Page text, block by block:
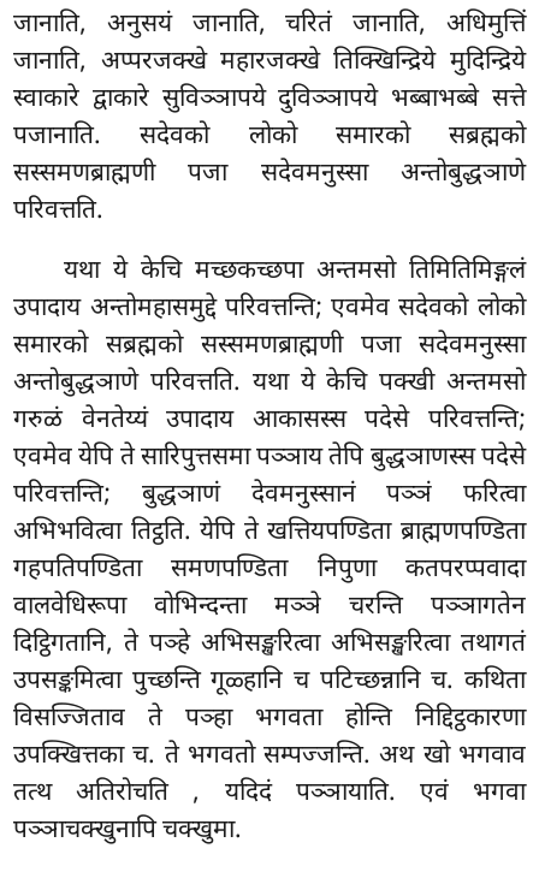
जानाति, अनुसयं जानाति, चरितं जानाति, अधिमुत्तिं
जानाति, अप्परजक्खे महारजक्खे तिक्खिन्द्रिये मुदिन्द्रिये
स्वाकारे द्वाकारे सुविञ्ञापये दुविञ्ञापये भब्बाभब्बे सत्ते
पजानाति. सदेवको लोको समारको सब्रह्मको
सस्समणब्राह्मणी पजा सदेवमनुस्सा अन्तोबुद्धञाणे
परिवत्तति.
यथा ये केचि मच्छकच्छपा अन्तमसो तिमितिमिङ्गलं
उपादाय अन्तोमहासमुद्दे परिवत्तन्ति; एवमेव सदेवको लोको
समारको सब्रह्मको सस्समणब्राह्मणी पजा सदेवमनुस्सा
अन्तोबुद्धञाणे परिवत्तति. यथा ये केचि पक्खी अन्तमसो
गरुळं वेनतेय्यं उपादाय आकासस्स पदेसे परिवत्तन्ति;
एवमेव येपि ते सारिपुत्तसमापञ्ञाय तेपि बुद्धञाणस्स पदेसे
परिवत्तन्ति; बुद्धञाणं देवमनुस्सानं पञ्ञं फरित्वा
अभिभवित्वा तिट्ठति. येपि ते खत्तियपण्डिता ब्राह्मणपण्डिता
गहपतिपण्डिता समणपण्डिता निपुणा कतपरप्पवादा
वालवेधिरूपा वोभिन्दन्ता मञ्ञे चरन्ति पञ्ञागतेन
दिट्ठिगतानि, ते पञ्हे अभिसङ्खरित्वा अभिसङ्खरित्वा तथागतं
उपसङ्कमित्वा पुच्छन्ति गूळ्हानि च पटिच्छन्नानि च. कथिता
विसज्जिताव ते पञ्हा भगवता होन्ति निद्दिट्ठकारणा
उपक्खित्तका च. ते भगवतो सम्पज्जन्ति. अथ खो भगवाव
तत्थ अतिरोचति , यदिदं पञ्ञायाति. एवं भगवा
पञ्ञाचक्खुनापि चक्खुमा.